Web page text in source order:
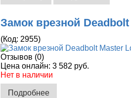
Замок врезной
(Код:2955)
Отзывов (0)
Цена онлайн:3 582 руб.
Нет в наличии
Подробнее